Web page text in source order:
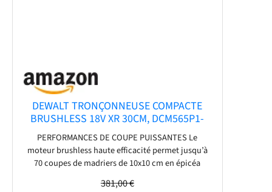
DEWALT TRONÇONNEUSE COMPACTE
BRUSHLESS 18V XR 30CM, DCM565P1-
QW
PERFORMANCES DE COUPE PUISSANTES Le
moteur brushless haute efficacité permet jusqu’à
70 coupes de madriers de 10x10 cm en épicéa
XR 5Ah, garantissant une productivité maximale
381,00 €